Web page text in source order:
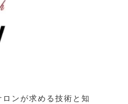
ンが求める技術と知